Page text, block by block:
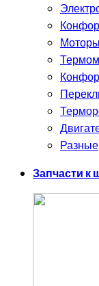
Разные
Запчасти